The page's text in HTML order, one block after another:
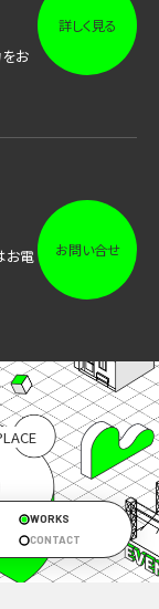
お
詳しく見る
お電
お問い合せ
WORKS
CONTACT